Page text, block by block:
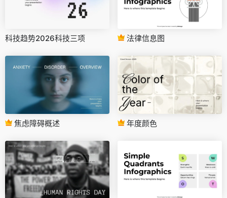
科技趋势2026科技三项 法律信息图
焦虑障碍概述 年度颜色